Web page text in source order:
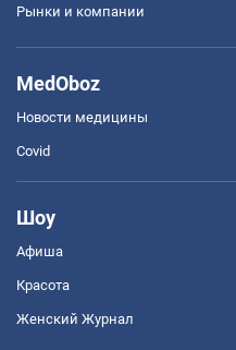
Рынки и компании
MedOboz
Новости медицины
Covid
Шоу
Афиша
Красота
Женский Журнал